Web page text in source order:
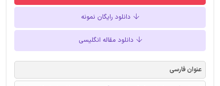
دانلود رایگان نمونه
دانلود مقاله انگلیسی
عنوان فارسی